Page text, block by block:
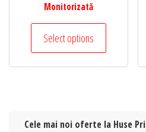
Monitorizată
Select options
Cele mai noi oferte la Huse